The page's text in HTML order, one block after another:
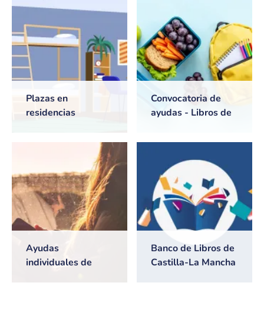
Plazas en
residencias
Castilla-La Mancha
Convocatoria de
ayudas - Libros de
escolares. Curso
Ayudas
individuales de
Banco de Libros de
Castilla-La Mancha